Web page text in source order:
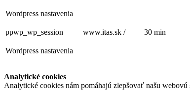
Wordpress nastavenia
ppwp_wp_session www.itas.sk / 30 min
Wordpress nastavenia
Analytické cookies
Analytické cookies nám pomáhajú zlepšovať našu